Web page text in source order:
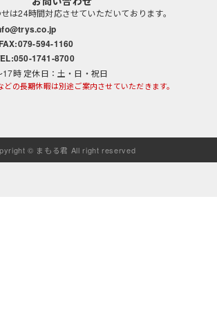
は24時間対応させていただいております。
594-1160
1741-8700
時 定休日：土・日・祝日
の長期休暇は別途ご案内させていただきます。
© まもる君 All right reserved